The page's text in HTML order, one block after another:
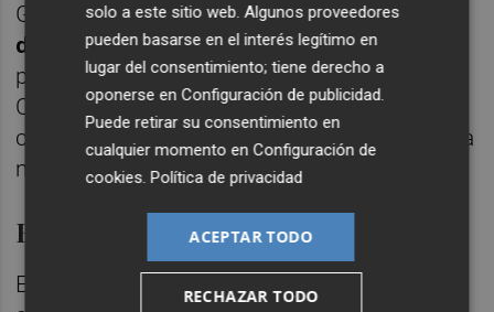
Grau están atrayendo nuevostransbordos
de contenedoresante la saturación de
puertos del Mediterráneo. Al respecto,
Castelló cuenta con un nuevo servicio de
contenedores de
Maersk
, la segunda naviera
mundial, con destino a Casablanca.
Balance acumulado positivo
En el acumulado del año, la mercancía
solo a este sitio web. Algunos proveedores
pueden basarse en el interés legítimo en
lugar del consentimiento; tiene derecho a
oponerse enConfiguración de publicidad
Puede retirar su consentimiento en
cualquier momento enConfiguración de
cookies .Política de privacidad
ACEPTAR TODO
RECHAZAR TODO